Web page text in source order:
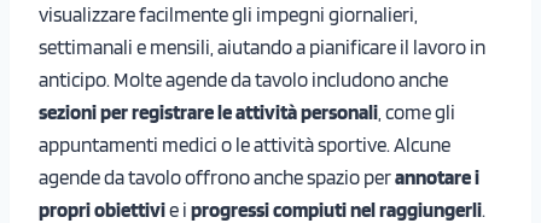
visualizzare facilmente gli impegni giornalieri,
settimanali e mensili, aiutando a pianificare il lavoro in
anticipo. Molte agende da tavolo includono anche
sezioni per registrare le attività personali , come gli
appuntamenti medici o le attività sportive. Alcune
agende da tavolo offrono anche spazio perannotare i
propri obiettivie i progressi compiuti nel raggiungerli.